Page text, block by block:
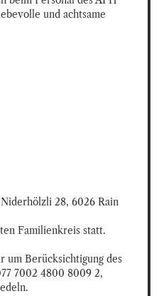
und achtsame
28, 6026 Rain
Familienkreis statt.
Berücksichtigung des
7002 4800 8009 2,